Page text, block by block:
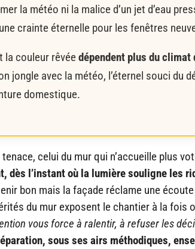
la météo ni la malice d’un jet d’eau
crainte éternelle pour les fenêtres
la couleur rêvéedépendent plus du climat
jongle avec la météo, l’éternel souci du
domestique.
celui du mur qui n’accueille plus
dès l’instant où la lumière souligne les
bon mais la façade réclame une
du mur exposent le chantier à la fois
vous force à ralentir, à refuser les
sous ses airs méthodiques,